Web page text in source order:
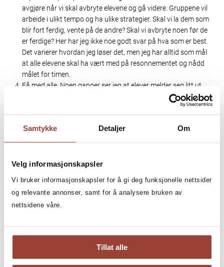
Samtykke Detaljer Om
Velg informasjonskapsler
Vi bruker informasjonskapsler for å gi deg funksjonelle nettsider
og relevante annonser, samt for å analysere bruken av
nettsidene våre.
Tillat alle
avgjøre når vi skal avbryte elevene og gå videre. Gruppene vil
arbeide i ulikt tempo og ha ulike strategier. Skal vi la dem som
blir fort ferdig, vente på de andre? Skal vi avbryte noen før de
er ferdige? Her har jeg ikke noe godt svar på hva som er best.
Det varierer hvordan jeg løser det, men jeg har alltid som mål
at alle elevene skal ha vært med på resonnementet og nådd
målet for timen.
Få med alle. Noen ganger ser jeg at elever melder seg litt ut,
eller at enkelte grupper ikke kommer helt i gang. For å få dem
på sporet ber jeg ofte alle i hver gruppe gi hverandre et tall
bli stående, enerne om å gå til gruppa til høyre, og toerne om
å gå til den andre gruppa til høyre. Den på hver gruppe som
og gjort. Jeg bytter på hvilket tall som står igjen, så elevene
også når jeg ønsker at elevene skal øve seg på å forklare hva
gruppa har tenkt, uten å prate for hele klassen.
«Gi elevene rom og tid nok til å tenke.
Du bør tre tilbake og observere og la
dem lure på og finne ut av ting